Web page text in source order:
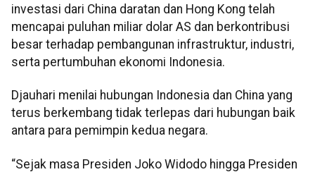
investasi dari China daratan dan Hong Kong telah
mencapai puluhan miliar dolar AS dan berkontribusi
besar terhadap pembangunan infrastruktur, industri,
serta pertumbuhan ekonomi Indonesia.
Djauhari menilai hubungan Indonesia dan China yang
terus berkembang tidak terlepas dari hubungan baik
antara para pemimpin kedua negara.
“Sejak masa Presiden Joko Widodo hingga Presiden